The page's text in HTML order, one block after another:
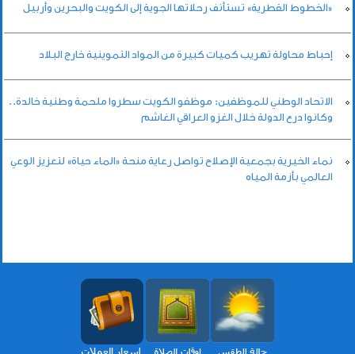
«الخطوط القطرية» تستأنف رحلاتها الجوية إلى الكويت والبحرين وأربيل
إحباط محاولة تهريب كميات كبيرة من المواد التموينية خارج البلاد
الاتحاد الوطني للموظفين: موظفو الكويت سطروا ملحمة وطنية خالدة..
وكانوا درع الدولة خلال الغزو العراقي الغاشم
نماء الخيرية بجمعية الإصلاح تواصل رعاية منحة «الماء حياة» لتعزيز الوعي
العالمي بأزمة المياه